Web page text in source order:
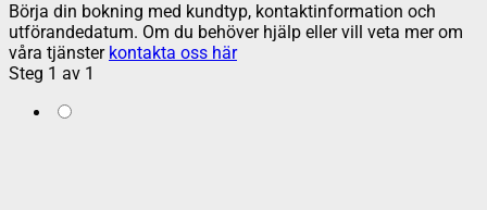
Börja din bokning med kundtyp, kontaktinformation och
utförandedatum. Om du behöver hjälp eller vill veta mer om
våra tjänster kontakta oss här
Steg 1 av 1